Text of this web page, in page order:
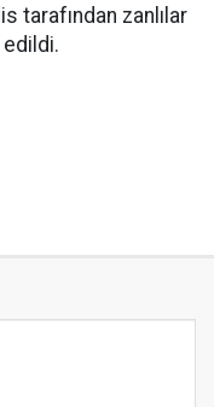
tarafından zanlılar